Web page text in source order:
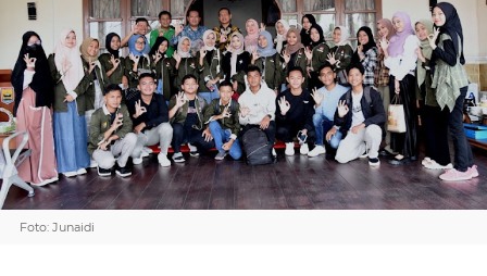
Foto: Junaidi